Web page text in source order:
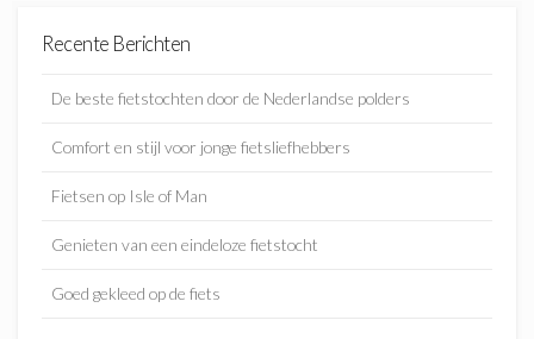
Recente Berichten
De beste fietstochten door de Nederlandse polders
Comfort en stijl voor jonge fietsliefhebbers
Fietsen op Isle of Man
Genieten van een eindeloze fietstocht
Goed gekleed op de fiets